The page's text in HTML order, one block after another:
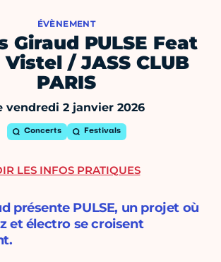
ÉVÈNEMENT
Giraud PULSE Feat
/ JASS CLUB
PARIS
vendredi 2 janvier 2026
Concerts Festivals
présente PULSE, un projet où
et électro se croisent
LES INFOS PRATIQUES